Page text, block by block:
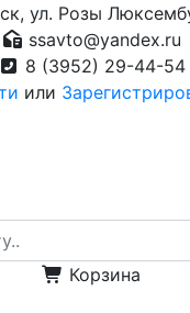
ул. Розы
ssavto@yandex.ru
8 (3952) 29-44-54
или
Корзина